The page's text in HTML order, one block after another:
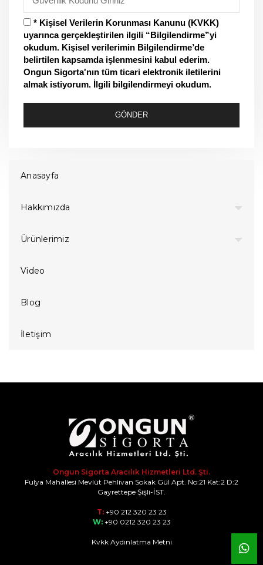
* Kişisel Verilerin Korunması Kanunu (KVKK)
uyarınca gerçekleştirilen ilgili “Bilgilendirme”yi
okudum. Kişisel verilerimin Bilgilendirme’de
belirtilen kapsamda işlenmesini kabul ederim.
Ongun Sigorta'nın tüm ticari elektronik iletilerini
almak istiyorum. İlgili bilgilendirmeyi okudum.
GÖNDER
Anasayfa
Hakkımızda
Ürünlerimiz
Video
Blog
İletişim
Ongun Sigorta Aracılık Hizmetleri Ltd. Şti.
Fulya Mahallesi Mevlüt Pehlivan Sokak Gül Apt. No:21 Kat:2 D:2
Gayrettepe Şişli-İST.
T:+90 212 320 23 23
W:+90 0212 320 23 23
Kvkk Aydınlatma Metni